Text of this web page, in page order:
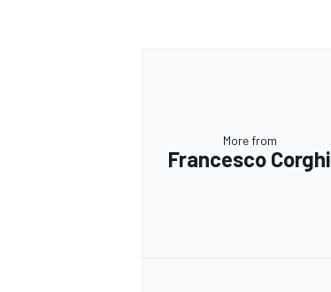
More from
Francesco Corghi